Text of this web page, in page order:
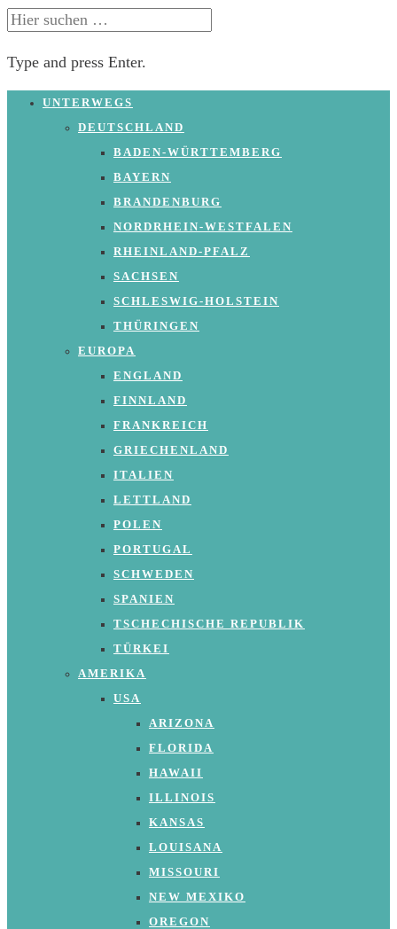
SUCHE
Type and press Enter.
Skip
UNTERWEGS
DEUTSCHLAND
BADEN-WÜRTTEMBERG
BAYERN
BRANDENBURG
NORDRHEIN-WESTFALEN
RHEINLAND-PFALZ
SACHSEN
SCHLESWIG-HOLSTEIN
THÜRINGEN
EUROPA
ENGLAND
FINNLAND
FRANKREICH
GRIECHENLAND
ITALIEN
LETTLAND
POLEN
PORTUGAL
SCHWEDEN
SPANIEN
TSCHECHISCHE REPUBLIK
TÜRKEI
AMERIKA
USA
ARIZONA
FLORIDA
HAWAII
ILLINOIS
KANSAS
LOUISANA
MISSOURI
NEW MEXIKO
OREGON